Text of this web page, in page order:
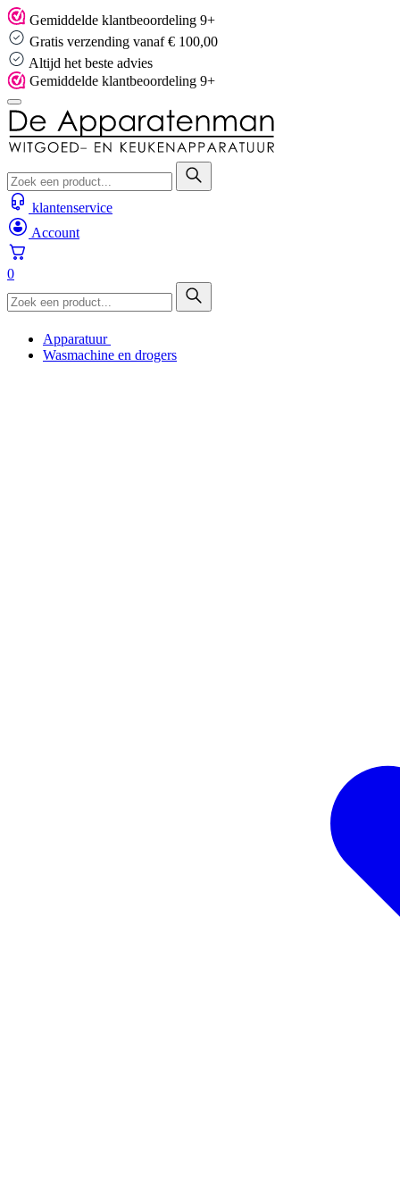
Skip
to
content
Gemiddelde klantbeoordeling 9+
Gratis verzending vanaf € 100,00
Altijd het beste advies
Gemiddelde klantbeoordeling 9+
klantenservice
Account
0
Apparatuur
Wasmachine en drogers